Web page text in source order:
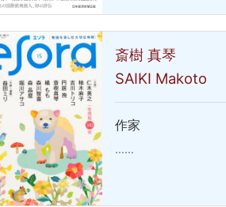
斎樹 真琴
SAIKI Makoto
作家
……